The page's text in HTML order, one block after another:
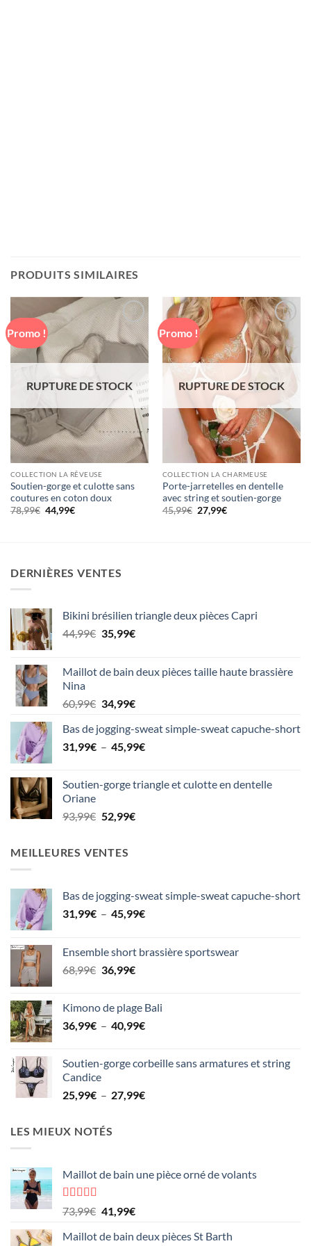
PRODUITS SIMILAIRES
Promo !
Ajouter
à la liste
RUPTURE DE STOCK
COLLECTION LA RÊVEUSE
Soutien-gorge et culotte sans
coutures en coton doux
78,99€ Le
prix
44,99€Le
Promo !
Ajouter
à la liste
de
souhaits
RUPTURE DE STOCK
COLLECTION LA CHARMEUSE
Porte-jarretelles en dentelle
avec string et soutien-gorge
45,99€ Le
prix
27,99€Le
DERNIÈRES VENTES
Bikini brésilien triangle deux pièces Capri
44,99€ Le
était :
35,99€Le
est :
Maillot de bain deux pièces taille haute brassière
Nina
60,99€ Le
initial
était :
34,99€Le
actuel
est :
Bas de jogging-sweat simple-sweat capuche-short
31,99€ – 45,99€Plage
31,99€
Soutien-gorge triangle et culotte en dentelle
Oriane
93,99€ Le
était :
52,99€Le
MEILLEURES VENTES
Bas de jogging-sweat simple-sweat capuche-short
31,99€ – 45,99€Plage
31,99€
Ensemble short brassière sportswear
68,99€ Le
était :
68,99€.
36,99€Le
est :
36,99€.
Kimono de plage Bali
36,99€ – 40,99€Plage
36,99€
40,99€
Soutien-gorge corbeille sans armatures et string
Candice
25,99€ – 27,99€Plage
LES MIEUX NOTÉS
Maillot de bain une pièce orné de volants
Note5.00
sur 5
73,99€ Le
initial
41,99€Le
actuel
Maillot de bain deux pièces St Barth